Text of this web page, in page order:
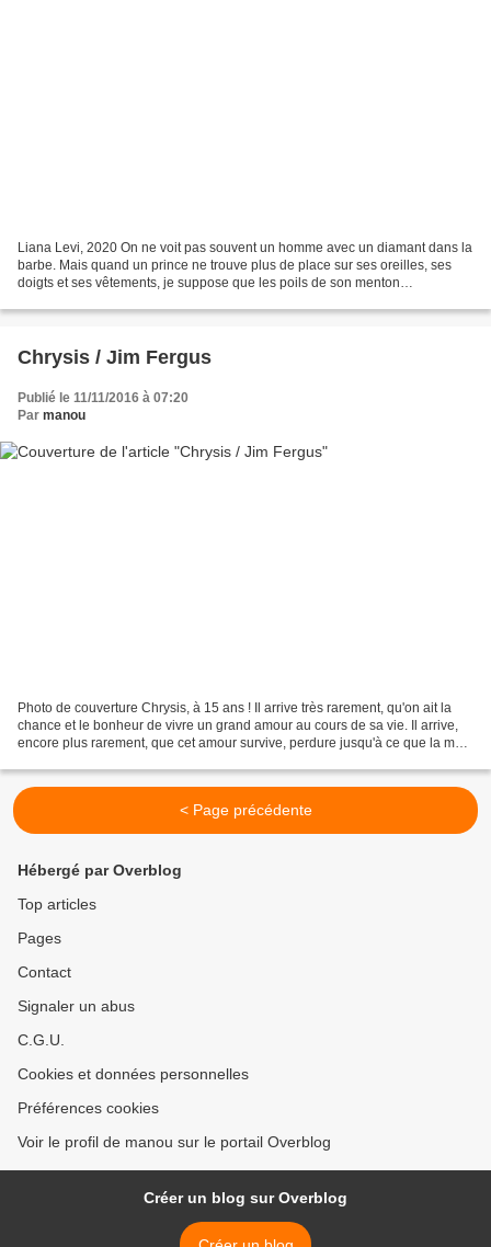
Liana Levi, 2020 On ne voit pas souvent un homme avec un diamant dans la
barbe. Mais quand un prince ne trouve plus de place sur ses oreilles, ses
doigts et ses vêtements, je suppose que les poils de son menton
Chrysis / Jim Fergus
Publié le 11/11/2016 à 07:20
Par manou
Photo de couverture Chrysis, à 15 ans ! Il arrive très rarement, qu'on ait la
chance et le bonheur de vivre un grand amour au cours de sa vie. Il arrive,
encore plus rarement, que cet amour survive, perdure jusqu'à ce que la mort
< Page précédente
Hébergé par Overblog
Top articles
Pages
Contact
Signaler un abus
C.G.U.
Cookies et données personnelles
Préférences cookies
Voir le profil de manou sur le portail Overblog
Créer un blog sur Overblog